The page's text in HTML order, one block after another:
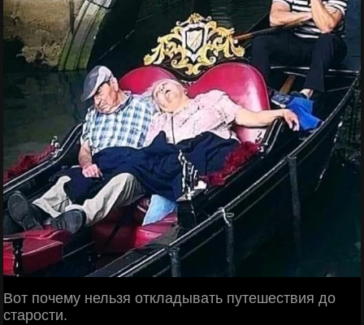
Вот почему нельзя откладывать путешествия до
старости.